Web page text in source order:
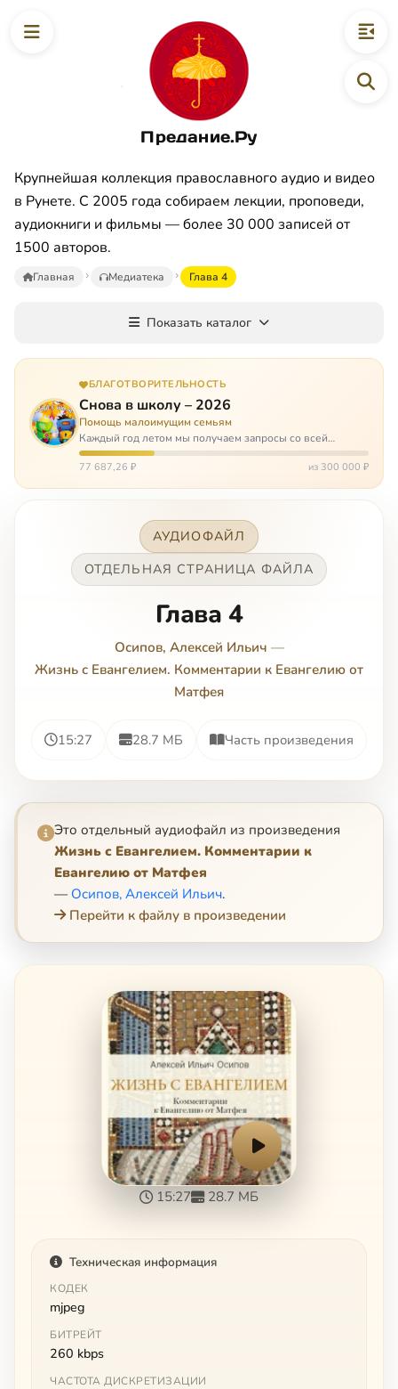
Предание.Ру
Крупнейшая коллекция православного аудио и видео
в Рунете. С 2005 года собираем лекции, проповеди,
аудиокниги и фильмы — более 30 000 записей от
1500 авторов.
Главная Медиатека Глава 4
Показать каталог
БЛАГОТВОРИТЕЛЬНОСТЬ
Снова в школу – 2026
Помощь малоимущим семьям
Каждый год летом мы получаем запросы со всей
России: помогите собраться в школу. Семьи с больными
детьми или родителями, семьи без пап или мам,
77 687,26 ₽ из 300 000 ₽
АУДИОФАЙЛ
ОТДЕЛЬНАЯ СТРАНИЦА ФАЙЛА
Глава 4
Осипов, Алексей Ильич —
Жизнь с Евангелием. Комментарии к Евангелию от
Матфея
15:27 28.7 МБ Часть произведения
Это отдельный аудиофайл из произведения
Жизнь с Евангелием. Комментарии к
Евангелию от Матфея
— Осипов, Алексей Ильич.
Перейти к файлу в произведении
15:27 28.7 МБ
Техническая информация
КОДЕК
mjpeg
БИТРЕЙТ
260 kbps
ЧАСТОТА ДИСКРЕТИЗАЦИИ